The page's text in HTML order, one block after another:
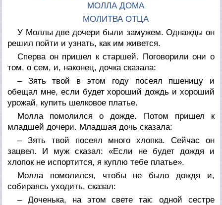
МОЛЛА ДОМА
МОЛИТВА ОТЦА
У Моллы две дочери были замужем. Однажды он
решил пойти и узнать, как им живется.
Сперва он пришел к старшей. Поговорили они о
том, о сем, и, наконец, дочка сказала:
– Зять твой в этом году посеял пшеницу и
обещал мне, если будет хороший дождь и хороший
урожай, купить шелковое платье.
Молла помолился о дожде. Потом пришел к
младшей дочери. Младшая дочь сказала:
– Зять твой посеял много хлопка. Сейчас он
зацвел. И муж сказал: «Если не будет дождя и
хлопок не испортится, я куплю тебе платье».
Молла помолился, чтобы не было дождя и,
собираясь уходить, сказал:
– Доченька, на этом свете так: одной сестре